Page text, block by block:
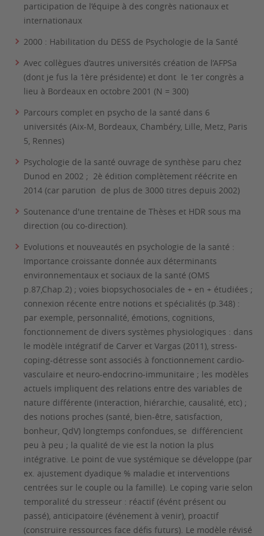
participation de l’équipe à des congrès nationaux et
internationaux
2000 : Habilitation du DESS de Psychologie de la Santé
Avec collègues d’autres universités création de l’AFPSa
(dont je fus la 1ère présidente) et dont le 1er congrès a
lieu à Bordeaux en octobre 2001 (N = 300)
Parcours complet en psycho de la santé dans 6
universités (Aix-M, Bordeaux, Chambéry, Lille, Metz, Paris
5, Rennes)
Psychologie de la santé ouvrage de synthèse paru chez
Dunod en 2002 ; 2è édition complètement réécrite en
2014 (car parution de plus de 3000 titres depuis 2002)
Soutenance d'une trentaine de Thèses et HDR sous ma
direction (ou co-direction).
Evolutions et nouveautés en psychologie de la santé :
Importance croissante donnée aux déterminants
environnementaux et sociaux de la santé (OMS
p.87,Chap.2) ; voies biopsychosociales de + en + étudiées ;
connexion récente entre notions et spécialités (p.348) :
par exemple, personnalité, émotions, cognitions,
fonctionnement de divers systèmes physiologiques : dans
le modèle intégratif de Carver et Vargas (2011), stress-
coping-détresse sont associés à fonctionnement cardio-
vasculaire et neuro-endocrino-immunitaire ; les modèles
actuels impliquent des relations entre des variables de
nature différente (interaction, hiérarchie, causalité, etc) ;
des notions proches (santé, bien-être, satisfaction,
bonheur, QdV) longtemps confondues, se différencient
peu à peu ; la qualité de vie est la notion la plus
intégrative. Le point de vue systémique se développe (par
ex. ajustement dyadique % maladie et interventions
centrées sur le couple ou la famille). Le coping varie selon
temporalité du stresseur : réactif (évént présent ou
passé), anticipatoire (événement à venir), proactif
(construire ressources face défis futurs). Le modèle révisé